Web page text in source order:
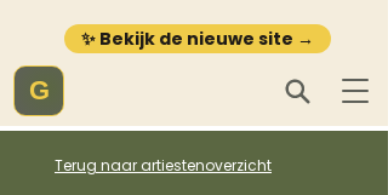
✨ Bekijk de nieuwe site →
G
Terug naar artiestenoverzicht